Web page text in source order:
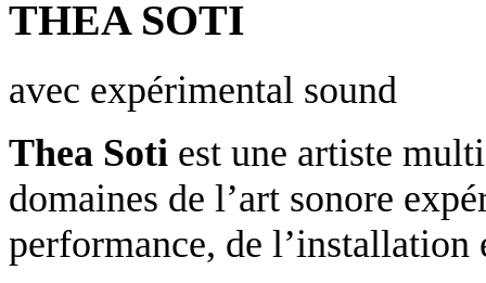
THEA SOTI
avec expérimental sound
Thea Soti est une artiste
domaines de l’art sonore
performance, de